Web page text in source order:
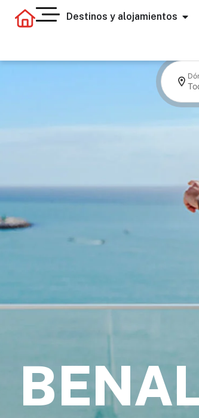
Destinos y alojamientos